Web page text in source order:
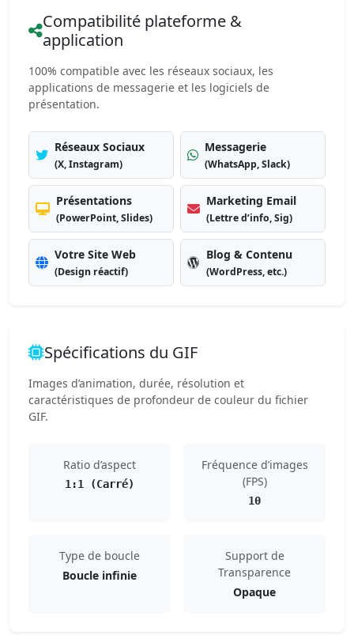
Compatibilité plateforme &
application
100% compatible avec les réseaux sociaux, les
applications de messagerie et les logiciels de
présentation.
Réseaux Sociaux
(X, Instagram)
Messagerie
(WhatsApp, Slack)
Présentations
(PowerPoint, Slides)
Marketing Email
(Lettre d’info, Sig)
Votre Site Web
(Design réactif)
Blog & Contenu
(WordPress, etc.)
Spécifications du GIF
Images d’animation, durée, résolution et
caractéristiques de profondeur de couleur du fichier
GIF.
Ratio d’aspect
1:1 (Carré)
Fréquence d’images
(FPS)
10
Type de boucle
Boucle infinie
Support de
Transparence
Opaque